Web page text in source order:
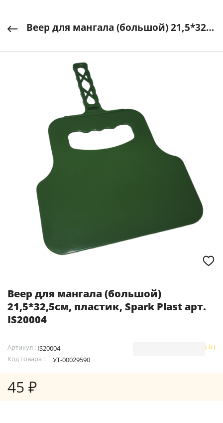
Веер для мангала (большой) 21,5*32,5см, пластик, Spark Plast арт. IS20004
Веер для мангала (большой)
21,5*32,5см, пластик, Spark Plast арт.
IS20004
Артикул : IS20004
Код товара :
УТ-00029590
( 0 )
45 ₽